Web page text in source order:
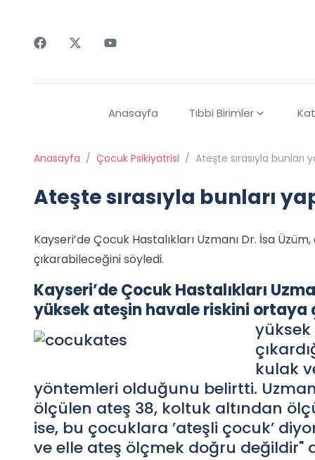
Anasayfa Tıbbi Birimler
Anasayfa / Çocuk Psikiyatrisi / Ateşte sırasıyla bunları
Ateşte sırasıyla bunları
Kayseri’de Çocuk Hastalıkları Uzmanı Dr. İsa
çıkarabileceğini söyledi.
Kayseri’de Çocuk Hastalıkları
yüksek ateşin havale riskini ortaya
kulak
yöntemleri olduğunu belirtti.
ölçülen ateş 38, koltuk altından
ise, bu çocuklara ’ateşli çocuk’
ve elle ateş ölçmek doğru değildir"